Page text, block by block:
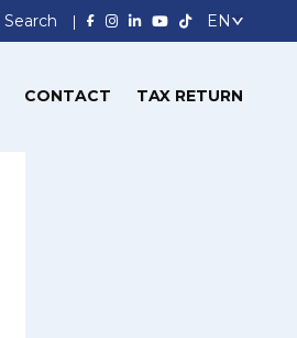
Search
CONTACT TAX RETURN